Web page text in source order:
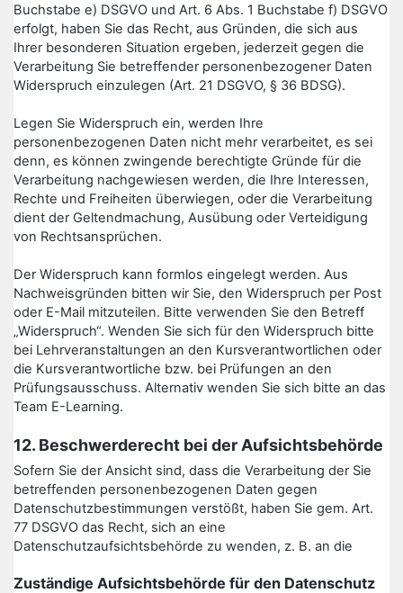
Buchstabe e) DSGVO und Art. 6 Abs. 1 Buchstabe f) DSGVO
erfolgt, haben Sie das Recht, aus Gründen, die sich aus
Ihrer besonderen Situation ergeben, jederzeit gegen die
Verarbeitung Sie betreffender personenbezogener Daten
Widerspruch einzulegen (Art. 21 DSGVO, § 36 BDSG).
Legen Sie Widerspruch ein, werden Ihre
personenbezogenen Daten nicht mehr verarbeitet, es sei
denn, es können zwingende berechtigte Gründe für die
Verarbeitung nachgewiesen werden, die Ihre Interessen,
Rechte und Freiheiten überwiegen, oder die Verarbeitung
dient der Geltendmachung, Ausübung oder Verteidigung
von Rechtsansprüchen.
Der Widerspruch kann formlos eingelegt werden. Aus
Nachweisgründen bitten wir Sie, den Widerspruch per Post
oder E-Mail mitzuteilen. Bitte verwenden Sie den Betreff
„Widerspruch“. Wenden Sie sich für den Widerspruch bitte
bei Lehrveranstaltungen an den Kursverantwortlichen oder
die Kursverantwortliche bzw. bei Prüfungen an den
Prüfungsausschuss. Alternativ wenden Sie sich bitte an das
Team E-Learning.
12. Beschwerderecht bei der Aufsichtsbehörde
Sofern Sie der Ansicht sind, dass die Verarbeitung der Sie
betreffenden personenbezogenen Daten gegen
Datenschutzbestimmungen verstößt, haben Sie gem. Art.
77 DSGVO das Recht, sich an eine
Datenschutzaufsichtsbehörde zu wenden, z. B. an die
Zuständige Aufsichtsbehörde für den Datenschutz